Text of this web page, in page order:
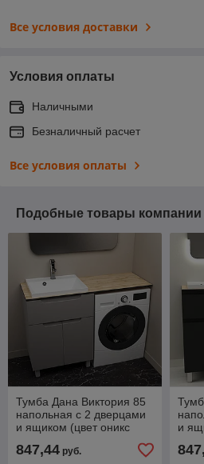
Все условия доставки
Условия оплаты
Наличными
Безналичный расчет
Все условия оплаты
Подобные товары компании
Тумба Дана Виктория 85
напольная с 2 дверцами
и ящиком (цвет оникс
серый) под столешницу
145 см над стиральной
847,44 руб.
и
над